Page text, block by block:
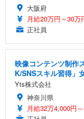
大阪府
月給20万円～30万
正社員
映像コンテンツ制作
K/SNSスキル習得」
Yts株式会社
神奈川県
月給32万4,000円